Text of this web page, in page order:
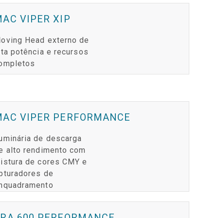
MODELS
VIPER XIP
Head externo de
potência e recursos
VIPER PERFORMANCE
de descarga
alto rendimento com
de cores CMY e
de